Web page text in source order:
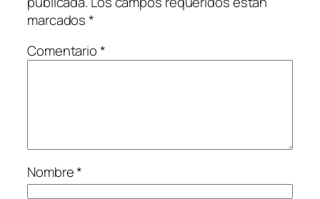
marcados*
Comentario*
Nombre*